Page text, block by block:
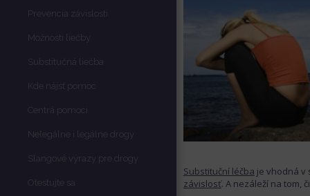
Prevencia závislosti
Možnosti liečby
Substitučná liečba
Kde nájsť pomoc
Centrá pomoci
Nelegálne i legálne drogy
Slangové výrazy pre drogy
Otestujte sa
Substituční léčba je vhodná v
závislosť. A nezáleží na tom,